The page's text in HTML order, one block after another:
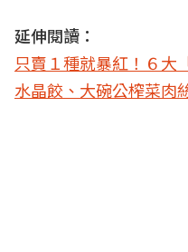
延伸閱讀：
只賣１種就暴紅！６大
水晶餃、大碗公榨菜肉